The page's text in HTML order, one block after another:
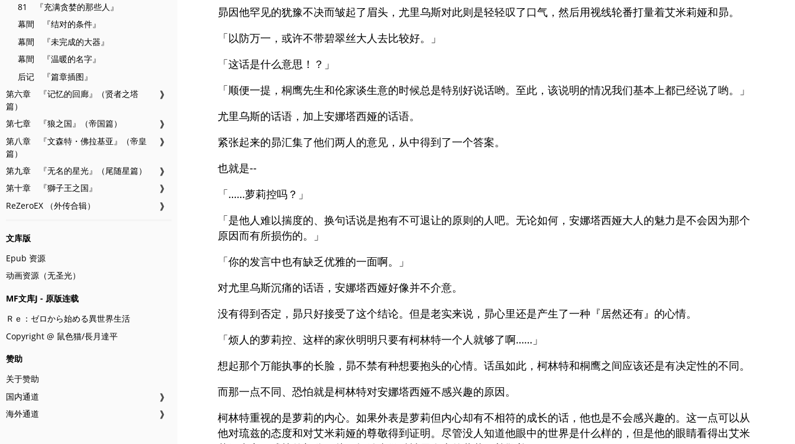
81 『充满贪婪的那些人』
幕間 『结对的条件』
幕間 『未完成的大器』
幕間 『温暖的名字』
后记 『篇章插图』
第六章 『记忆的回廊』（贤者之塔
篇）
❱
第七章 『狼之国』（帝国篇）
❱
第八章 『文森特・佛拉基亚』（帝皇
篇）
❱
第九章 『无名的星光』（尾随星篇）
❱
第十章 『獅子王之国』
❱
ReZeroEX （外传合辑）
❱
文库版
Epub 资源
动画资源（无圣光）
MF文库J - 原版连载
Ｒｅ：ゼロから始める異世界生活
Copyright @ 鼠色猫/長月達平
赞助
关于赞助
国内通道
❱
海外通道
❱
昴因他罕见的犹豫不决而皱起了眉头，尤里乌斯对此则是轻轻叹了口气，然后用视线轮番打量着艾米莉娅和昴。
「以防万一，或许不带碧翠丝大人去比较好。」
「这话是什么意思！？」
「顺便一提，桐鹰先生和伦家谈生意的时候总是特别好说话哟。至此，该说明的情况我们基本上都已经说了哟。」
尤里乌斯的话语，加上安娜塔西娅的话语。
紧张起来的昴汇集了他们两人的意见，从中得到了一个答案。
也就是--
「……萝莉控吗？」
「是他人难以揣度的、换句话说是抱有不可退让的原则的人吧。无论如何，安娜塔西娅大人的魅力是不会因为那个
原因而有所损伤的。」
「你的发言中也有缺乏优雅的一面啊。」
对尤里乌斯沉痛的话语，安娜塔西娅好像并不介意。
没有得到否定，昴只好接受了这个结论。但是老实来说，昴心里还是产生了一种『居然还有』的心情。
「烦人的萝莉控、这样的家伙明明只要有柯林特一个人就够了啊……」
想起那个万能执事的长脸，昴不禁有种想要抱头的心情。话虽如此，柯林特和桐鹰之间应该还是有决定性的不同。
而那一点不同、恐怕就是柯林特对安娜塔西娅不感兴趣的原因。
柯林特重视的是萝莉的内心。如果外表是萝莉但内心却有不相符的成长的话，他也是不会感兴趣的。这一点可以从
他对琉兹的态度和对艾米莉娅的尊敬得到证明。尽管没人知道他眼中的世界是什么样的，但是他的眼睛看得出艾米